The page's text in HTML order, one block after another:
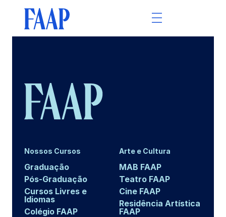
Nossos Cursos
Graduação
Pós-Graduação
Cursos Livres e
Idiomas
Colégio FAAP
Arte e Cultura
MAB FAAP
Teatro FAAP
Cine FAAP
Residência Artística
FAAP